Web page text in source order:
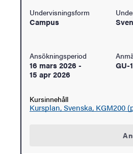
Undervisningsform
Campus
Ansökningsperiod
16 mars 2026 -
15 apr 2026
GU-
Kursinnehåll
Kursplan, Svenska, KGM200